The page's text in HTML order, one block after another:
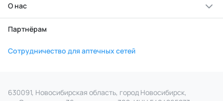
О нас
Партнёрам
Сотрудничество для аптечных сетей
630091, Новосибирская область, город Новосибирск,